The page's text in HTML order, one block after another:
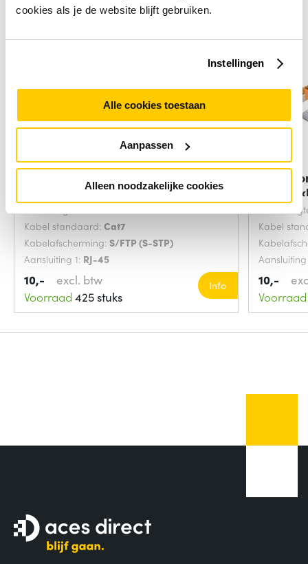
cookies als je de website blijft gebruiken.
Instellingen
Alle cookies toestaan
Aanpassen
Alleen noodzakelijke cookies
netwerkkabel Groen 2
Kabel standaard: Cat7
Kabelafscherming: S/FTP (S-STP)
Aansluiting 1: RJ-45
10,-
excl. btw
Voorraad 425 stuks
Info
Kabel
10,-
Voorraad